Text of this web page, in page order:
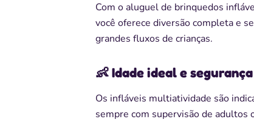
Com o aluguel de brinquedos
você oferece diversão completa e
grandes fluxos de crianças.
👶 Idade ideal e segurança
Os infláveis multiatividade são
sempre com supervisão de adultos